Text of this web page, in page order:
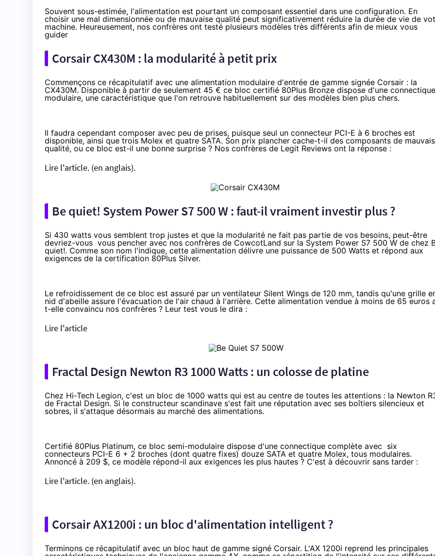
Souvent sous-estimée, l'alimentation est pourtant un composant essentiel dans une configuration. En
choisir une mal dimensionnée ou de mauvaise qualité peut significativement réduire la durée de vie de
machine. Heureusement, nos confrères ont testé plusieurs modèles très différents afin de mieux vous
guider
Corsair CX430M : la modularité à petit prix
Commençons ce récapitulatif avec une alimentation modulaire d'entrée de gamme signée Corsair : la
CX430M. Disponible à partir de seulement 45 € ce bloc certifié 80Plus Bronze dispose d'une connectique
modulaire, une caractéristique que l'on retrouve habituellement sur des modèles bien plus chers.
Il faudra cependant composer avec peu de prises, puisque seul un connecteur PCI-E à 6 broches est
disponible, ainsi que trois Molex et quatre SATA. Son prix plancher cache-t-il des composants de
qualité, ou ce bloc est-il une bonne surprise ? Nos confrères de Legit Reviews ont la réponse :
Lire l'article. (en anglais).
Be quiet! System Power S7 500 W : faut-il vraiment investir plus ?
Si 430 watts vous semblent trop justes et que la modularité ne fait pas partie de vos besoins, peut-être
devriez-vous vous pencher avec nos confrères de CowcotLand sur la System Power S7 500 W de chez
quiet!. Comme son nom l'indique, cette alimentation délivre une puissance de 500 Watts et répond aux
exigences de la certification 80Plus Silver.
Le refroidissement de ce bloc est assuré par un ventilateur Silent Wings de 120 mm, tandis qu'une grille
nid d'abeille assure l'évacuation de l'air chaud à l'arrière. Cette alimentation vendue à moins de 65 euros
t-elle convaincu nos confrères ? Leur test vous le dira :
Lire l'article
Fractal Design Newton R3 1000 Watts : un colosse de platine
Chez Hi-Tech Legion, c'est un bloc de 1000 watts qui est au centre de toutes les attentions : la Newton
de Fractal Design. Si le constructeur scandinave s'est fait une réputation avec ses boîtiers silencieux et
sobres, il s'attaque désormais au marché des alimentations.
Certifié 80Plus Platinum, ce bloc semi-modulaire dispose d'une connectique complète avec six
connecteurs PCI-E 6 + 2 broches (dont quatre fixes) douze SATA et quatre Molex, tous modulaires.
Annoncé à 209 $, ce modèle répond-il aux exigences les plus hautes ? C'est à découvrir sans tarder :
Lire l'article. (en anglais).
Corsair AX1200i : un bloc d'alimentation intelligent ?
Terminons ce récapitulatif avec un bloc haut de gamme signé Corsair. L'AX 1200i reprend les principales